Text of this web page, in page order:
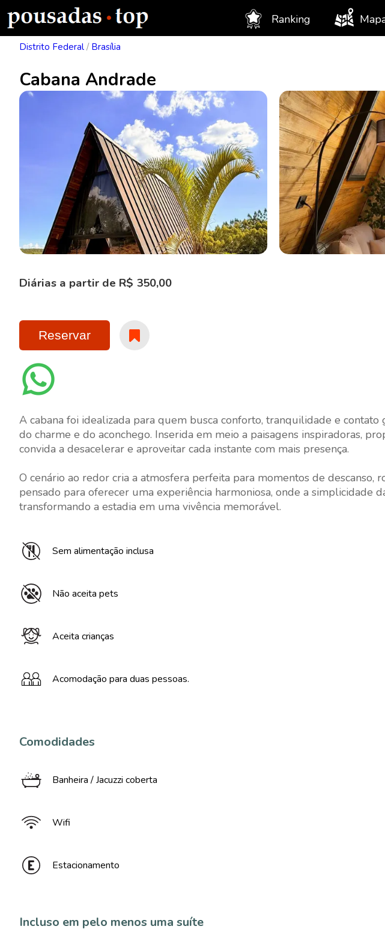
Ranking
Distrito Federal / Brasília
Cabana Andrade
Diárias a partir de R$ 350,00
Reservar
A cabana foi idealizada para quem busca conforto, tranquilidade e contato
do charme e do aconchego. Inserida em meio a paisagens inspiradoras,
convida a desacelerar e aproveitar cada instante com mais presença.
O cenário ao redor cria a atmosfera perfeita para momentos de descanso,
pensado para oferecer uma experiência harmoniosa, onde a simplicidade
transformando a estadia em uma vivência memorável.
Sem alimentação inclusa
Não aceita pets
Aceita crianças
Acomodação para duas pessoas.
Comodidades
Banheira / Jacuzzi coberta
Wifi
Estacionamento
Incluso em pelo menos uma suíte